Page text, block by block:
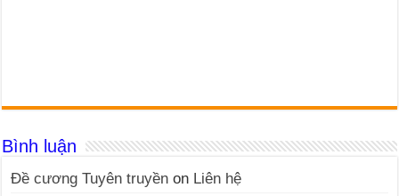
Bình luận
Đề cương Tuyên truyền on Liên hệ